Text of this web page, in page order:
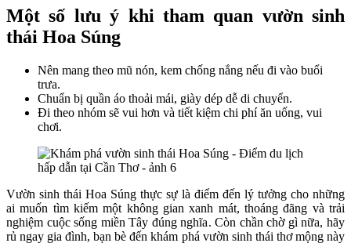
Một số lưu ý khi tham quan vườn sinh
thái Hoa Súng
Nên mang theo mũ nón, kem chống nắng nếu đi vào buổi
trưa.
Chuẩn bị quần áo thoải mái, giày dép dễ di chuyển.
Đi theo nhóm sẽ vui hơn và tiết kiệm chi phí ăn uống, vui
chơi.
Vườn sinh thái Hoa Súng thực sự là điểm đến lý tưởng cho những
ai muốn tìm kiếm một không gian xanh mát, thoáng đãng và trải
nghiệm cuộc sống miền Tây đúng nghĩa. Còn chần chờ gì nữa, hãy
rủ ngay gia đình, bạn bè đến khám phá vườn sinh thái thơ mộng này